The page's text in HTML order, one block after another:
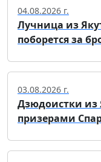
04.08.2026 г.
Лучница из
поборется за
03.08.2026 г.
Дзюдоистки из
призерами